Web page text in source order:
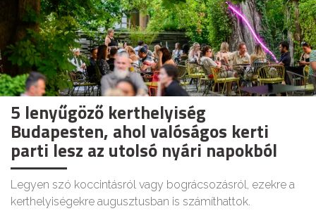
5 lenyűgöző kerthelyiség
Budapesten, ahol valóságos kerti
parti lesz az utolsó nyári napokból
Legyen szó koccintásról vagy bográcsozásról, ezekre a
kerthelyiségekre augusztusban is számíthattok.